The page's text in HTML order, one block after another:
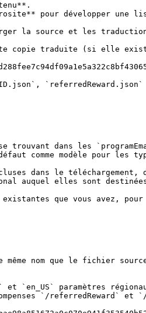
pour développer une
la source et les
copie traduite (si elle
dans les
comme modèle pour les
dans le
auquel elles sont
que vous avez,
nom que le fichier
`/referredReward` et